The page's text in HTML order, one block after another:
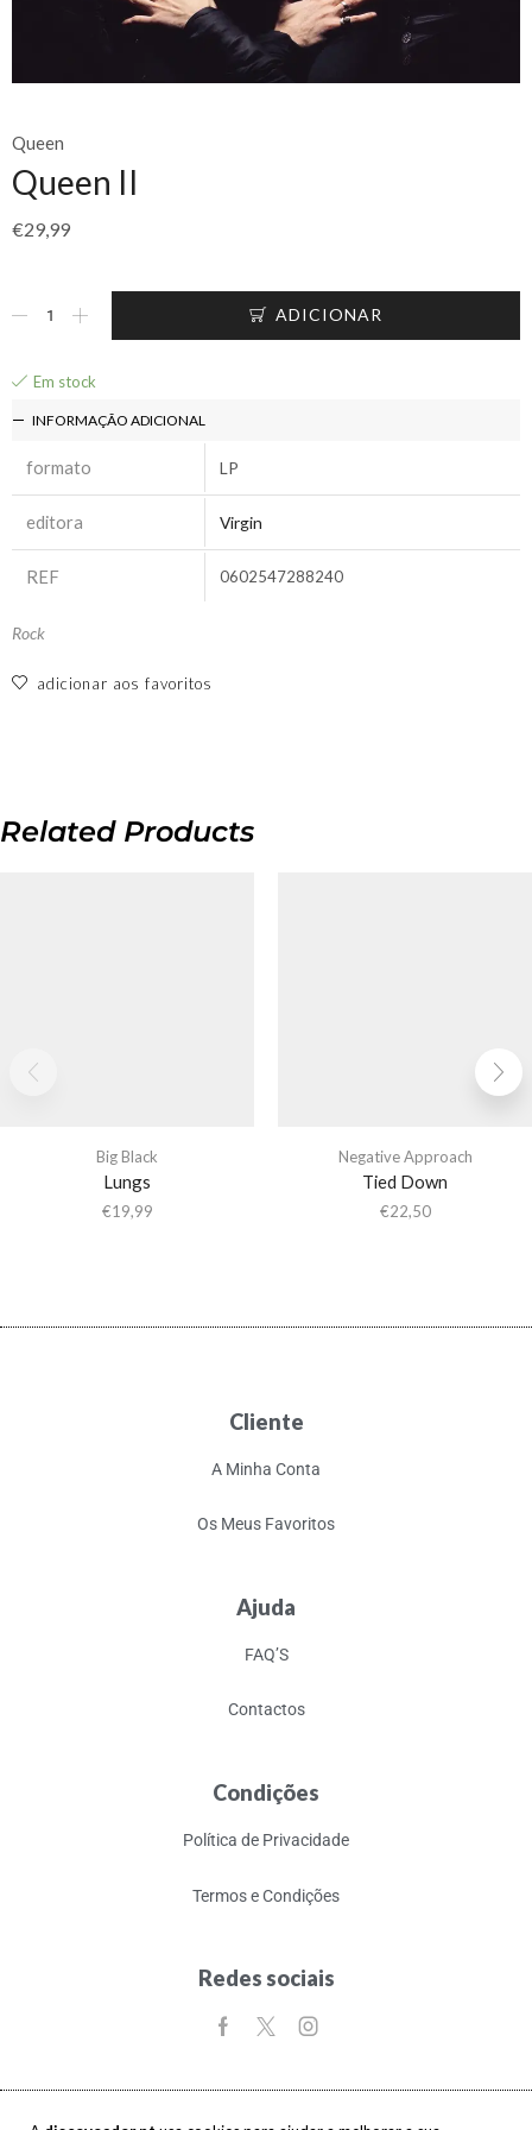
Queen
Queen II
€29,99
ADICIONAR
Em stock
INFORMAÇÃO ADICIONAL
formato LP
editora Virgin
REF 0602547288240
Rock
adicionar aos favoritos
Related Products
Big Black
Lungs
€19,99
Negative Approach
Tied Down
€22,50
Cliente
A Minha Conta
Os Meus Favoritos
Ajuda
FAQ’S
Contactos
Condições
Política de Privacidade
Termos e Condições
Redes sociais